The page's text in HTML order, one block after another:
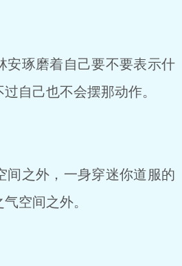
琢磨着自己要不要表示什
自己也不会摆那动作。
之外，一身穿迷你道服的
空间之外。